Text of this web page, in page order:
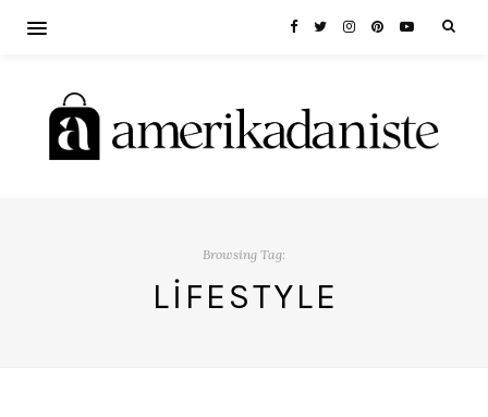
Browsing Tag:
LIFESTYLE